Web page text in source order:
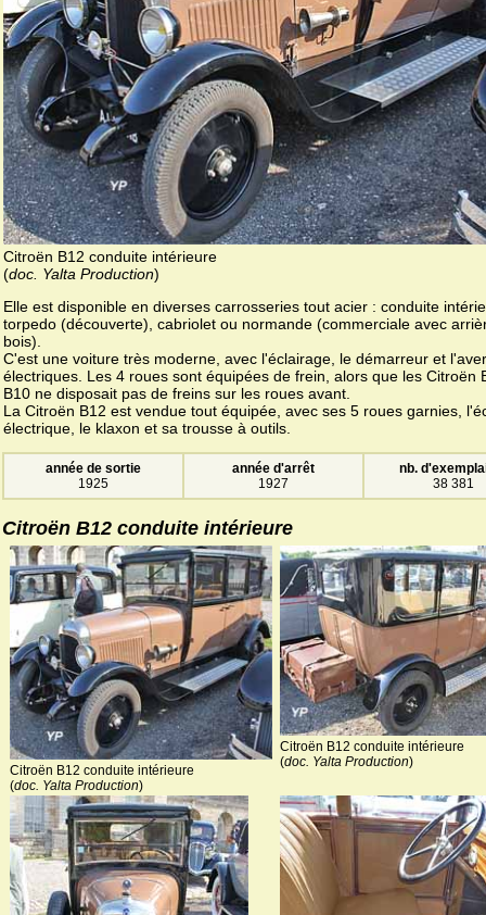
Citroën B12 conduite intérieure
(doc. Yalta Production)
Elle est disponible en diverses carrosseries tout acier : conduite
torpedo (découverte), cabriolet ou normande (commerciale avec
bois).
C'est une voiture très moderne, avec l'éclairage, le démarreur et
électriques. Les 4 roues sont équipées de frein, alors que les Citroën
B10 ne disposait pas de freins sur les roues avant.
La Citroën B12 est vendue tout équipée, avec ses 5 roues garnies,
électrique, le klaxon et sa trousse à outils.
année de sortie
1925
année d'arrêt
1927
nb.
38 381
Citroën B12 conduite intérieure
Citroën B12 conduite intérieure
(doc. Yalta Production)
Citroën B12 conduite intérieure
(doc. Yalta Production)